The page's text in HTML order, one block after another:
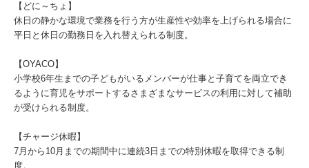
【どに～ちょ】
休日の静かな環境で業務を行う方が生産性や効率を上げられる場合に
平日と休日の勤務日を入れ替えられる制度。
【OYACO】
小学校6年生までの子どもがいるメンバーが仕事と子育てを両立でき
るように育児をサポートするさまざまなサービスの利用に対して補助
が受けられる制度。
【チャージ休暇】
7月から10月までの期間中に連続3日までの特別休暇を取得できる制
度。